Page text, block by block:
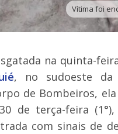
na quinta-
, no sudoeste da
de Bombeiros,
de terça-feira
com sinais de